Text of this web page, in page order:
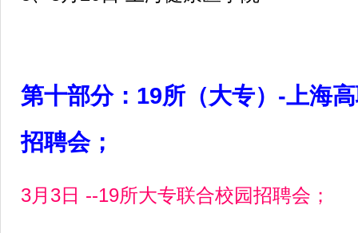
第十部分：19所（大专）-上海
招聘会；
3月3日 --19所大专联合校园招聘会；